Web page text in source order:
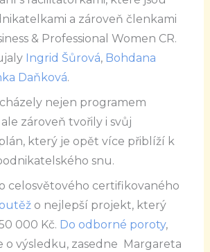
a zároveň členkami
& Professional Women CR.
Ingrid Šůrová, Bohdana
Daňková.
nejen programem
zároveň tvořily i svůj
který je opět více přiblíží k
snu.
celosvětového certifikovaného
o nejlepší projekt, který
000 Kč. Do odborné poroty,
o výsledku, zasedne Margareta